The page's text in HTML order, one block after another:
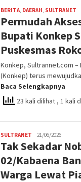
BERITA, DAERAH, SULTRANET
Permudah
Bupati Konkep
Puskesmas
Konkep, Sultrannet.com –
(Konkep) terus
Baca Selengkapnya
23 kali dilihat , 1 kali
SULTRANET Satrio
Bimantoro
21/06/2026
Tak Sekadar
02/Kabaena
Warga Lewat